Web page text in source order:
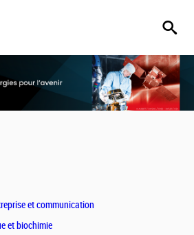
et communication
et biochimie